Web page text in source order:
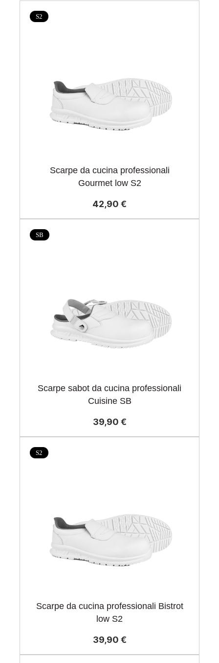
S2
Scarpe da cucina professionali
Gourmet low S2
42,90 €
SB
Scarpe sabot da cucina professionali
Cuisine SB
39,90 €
S2
Scarpe da cucina professionali Bistrot
low S2
39,90 €